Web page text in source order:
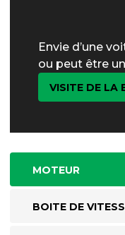
Envie d’une
ou peut être
VISITE DE LA
MOTEUR
BOITE DE